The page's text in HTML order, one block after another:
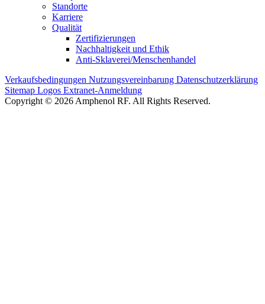
Standorte
Karriere
Qualität
Zertifizierungen
Nachhaltigkeit und Ethik
Anti-Sklaverei/Menschenhandel
Verkaufsbedingungen Nutzungsvereinbarung Datenschutzerklärung
Sitemap Logos Extranet-Anmeldung
Copyright © 2026 Amphenol RF. All Rights Reserved.